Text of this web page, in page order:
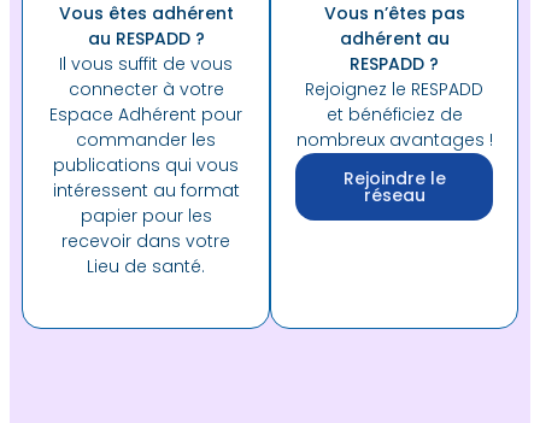
Vous êtes adhérent
au RESPADD ?
Il vous suffit de vous
connecter à votre
Espace Adhérent pour
commander les
publications qui vous
intéressent au format
papier pour les
recevoir dans votre
Lieu de santé.
Vous n’êtes pas
adhérent au
RESPADD ?
Rejoignez le RESPADD
et bénéficiez de
nombreux avantages !
Rejoindre le
réseau